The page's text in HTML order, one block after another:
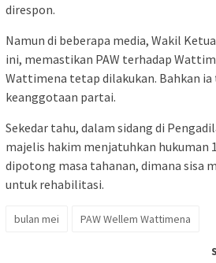
direspon.
Namun di beberapa media, Wakil
ini, memastikan PAW terhadap
Wattimena tetap dilakukan. Bahkan
keanggotaan partai.
Sekedar tahu, dalam sidang di
majelis hakim menjatuhkan hukuman
dipotong masa tahanan, dimana sisa
untuk rehabilitasi.
bulan mei PAW Wellem Wattimena